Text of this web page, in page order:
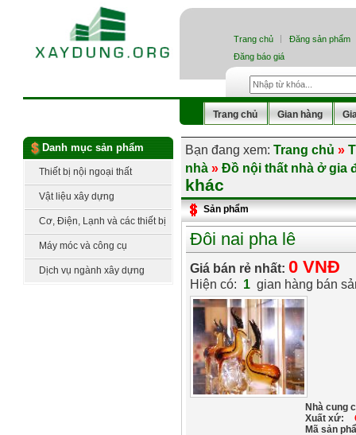
Trang chủ
Đăng sản phẩm
Đăng báo giá
Trang chủ Gian hàng
Danh mục sản phẩm
Thiết bị nội ngoại thất
Vật liệu xây dựng
Cơ, Điện, Lạnh và các thiết bị
công nghệ
Máy móc và công cụ
Dịch vụ ngành xây dựng
Bạn đang xem: Trang chủ »
nhà » Đồ nội thất nhà ở gia
khác
Sản phẩm
Đôi nai pha lê
Giá bán rẻ nhất: 0 VNĐ
Hiện có: 1gian hàng bán
Nhà cung
Xuất xứ:
Mã sản